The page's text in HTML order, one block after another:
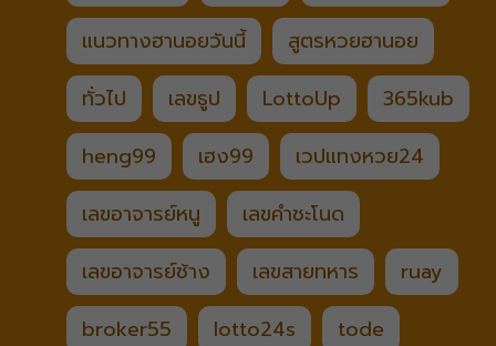
แนวทางฮานอยวันนี้
สูตรหวยฮานอย
ทั่วไป
เลขธูป LottoUp
365kub
heng99
เฮง99
เวปแทงหวย24
เลขอาจารย์หนู
เลขคำชะโนด
เลขอาจารย์ช้าง
เลขสายทหาร
ruay
broker55
lotto24s
tode